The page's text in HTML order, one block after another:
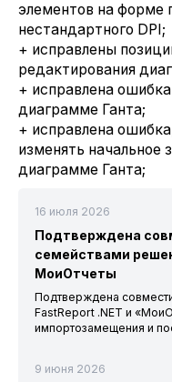
элементов на форме
нестандартного DPI;
+ исправлены
редактирования
+ исправлена
диаграмме Ганта;
+ исправлена
изменять начальное
диаграмме Ганта;
16 июля 2026
Подтверждена
семействами
МоиОтчеты
Подтверждена
FastReport .NET и
импортозамещения и
9 июня 2026